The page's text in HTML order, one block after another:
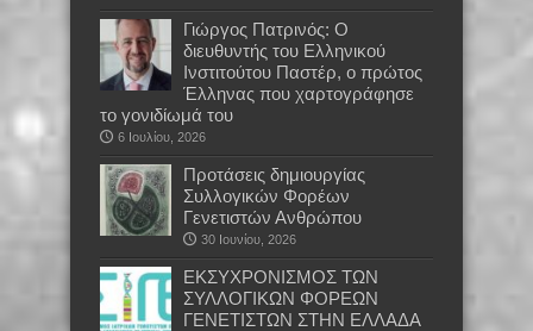
Γιώργος Πατρινός: Ο
διευθυντής του Ελληνικού
Ινστιτούτου Παστέρ, ο πρώτος
Έλληνας που χαρτογράφησε
το γονιδίωμά του
6 Ιουλίου, 2026
Προτάσεις δημιουργίας
Συλλογικών Φορέων
Γενετιστών Ανθρώπου
30 Ιουνίου, 2026
EKΣΥΧΡΟΝΙΣΜΟΣ ΤΩΝ
ΣΥΛΛΟΓΙΚΩΝ ΦΟΡΕΩΝ
ΓΕΝΕΤΙΣΤΩΝ ΣΤΗΝ ΕΛΛΑΔΑ